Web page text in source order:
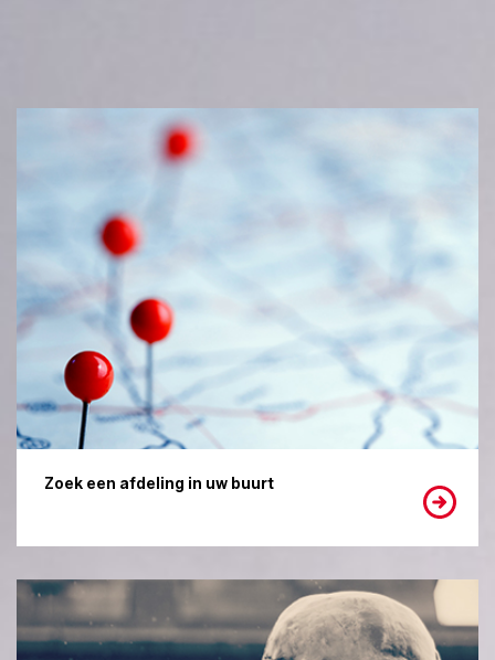
Zoek een afdeling in uw buurt